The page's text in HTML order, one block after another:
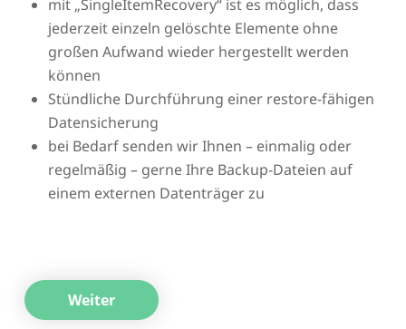
mit „SingleItemRecovery“ ist es möglich, dass
jederzeit einzeln gelöschte Elemente ohne
großen Aufwand wieder hergestellt werden
können
Stündliche Durchführung einer restore-fähigen
Datensicherung
bei Bedarf senden wir Ihnen – einmalig oder
regelmäßig – gerne Ihre Backup-Dateien auf
einem externen Datenträger zu
Weiter